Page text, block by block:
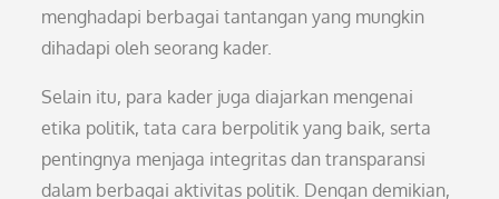
menghadapi berbagai tantangan yang mungkin
dihadapi oleh seorang kader.
Selain itu, para kader juga diajarkan mengenai
etika politik, tata cara berpolitik yang baik, serta
pentingnya menjaga integritas dan transparansi
dalam berbagai aktivitas politik. Dengan demikian,